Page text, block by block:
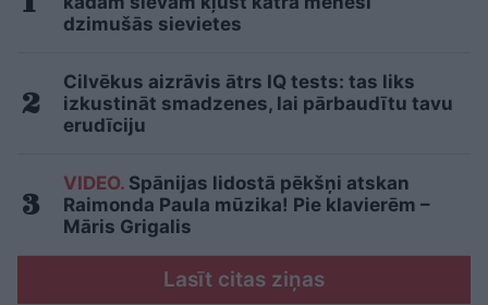
dzimušās sievietes
Cilvēkus aizrāvis ātrs IQ tests: tas liks
izkustināt smadzenes, lai pārbaudītu tavu
erudīciju
VIDEO. Spānijas lidostā pēkšņi atskan
Raimonda Paula mūzika! Pie klavierēm –
Māris Grigalis
Lasīt citas ziņas